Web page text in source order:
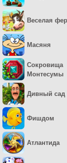
Веселая
Масяня
Сокровища
Монтесумы
Дивный сад
Фишдом
Атлантида